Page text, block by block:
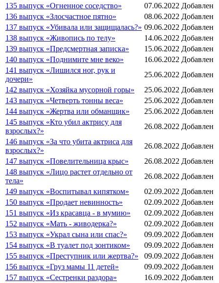
135 выпуск «Огненное соседство»
07.06.2022 Добавлен
136 выпуск «Злосчастное пятно»
08.06.2022 Добавлен
137 выпуск «Убивала или защищалась?» 09.06.2022 Добавлен
138 выпуск «Живопись по телу»
14.06.2022 Добавлен
139 выпуск «Предсмертная записка»
15.06.2022 Добавлен
140 выпуск «Поднимите мне веко»
16.06.2022 Добавлен
141 выпуск «Лишился ног, рук и
дочери»
25.06.2022 Добавлен
142 выпуск «Хозяйка мусорной горы»
25.06.2022 Добавлен
143 выпуск «Четверть тонны веса»
25.06.2022 Добавлен
144 выпуск «Жертва или обманщик»
25.06.2022 Добавлен
145 выпуск «Кто убил актрису для
взрослых?»
26.08.2022 Добавлен
146 выпуск «За что убита актриса для
взрослых?»
26.08.2022 Добавлен
147 выпуск «Повелительница крыс»
26.08.2022 Добавлен
148 выпуск «Лицо растет отдельно от
тела»
26.08.2022 Добавлен
149 выпуск «Воспитывал кипятком»
02.09.2022 Добавлен
150 выпуск «Продает невинность»
02.09.2022 Добавлен
151 выпуск «Из красавца - в мумию»
02.09.2022 Добавлен
152 выпуск «Мать - живодерка?»
02.09.2022 Добавлен
153 выпуск «Украл сына или спас?»
09.09.2022 Добавлен
154 выпуск «В туалет под зонтиком»
09.09.2022 Добавлен
155 выпуск «Преступник или жертва?»
09.09.2022 Добавлен
156 выпуск «Груз мамы 11 детей»
09.09.2022 Добавлен
157 выпуск «Сестренки раздора»
16.09.2022 Добавлен